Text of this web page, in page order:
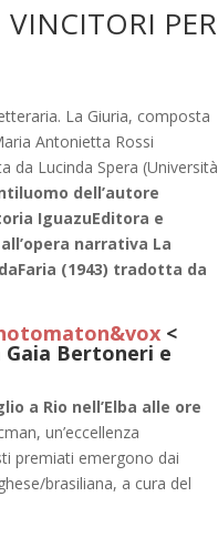
PER
La Giuria, composta
Antonietta Rossi
da Lucinda Spera (Università
dell’autore
IguazuEditora e
narrativa La
(1943) tradotta da
<
Bertoneri e
a Rio nell’Elba alle ore
un’eccellenza
premiati emergono dai
brasiliana, a cura del